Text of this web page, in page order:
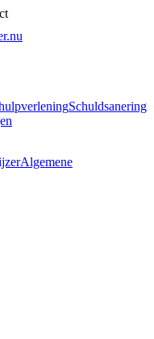
Schuldsanering
Algemene